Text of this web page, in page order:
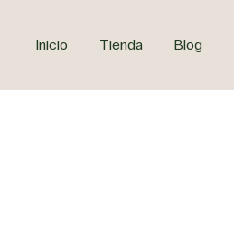
Inicio Tienda Blog